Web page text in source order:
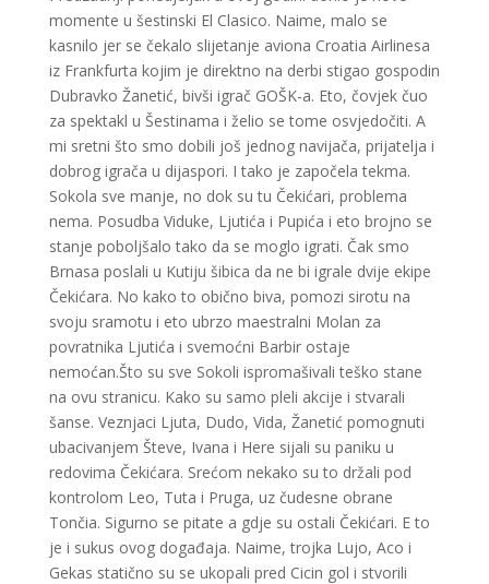
momente u šestinski El Clasico. Naime, malo se
kasnilo jer se čekalo slijetanje aviona Croatia Airlinesa
iz Frankfurta kojim je direktno na derbi stigao gospodin
Dubravko Žanetić, bivši igrač GOŠK-a. Eto, čovjek čuo
za spektakl u Šestinama i želio se tome osvjedočiti. A
mi sretni što smo dobili još jednog navijača, prijatelja i
dobrog igrača u dijaspori. I tako je započela tekma.
Sokola sve manje, no dok su tu Čekićari, problema
nema. Posudba Viduke, Ljutića i Pupića i eto brojno se
stanje poboljšalo tako da se moglo igrati. Čak smo
Brnasa poslali u Kutiju šibica da ne bi igrale dvije ekipe
Čekićara. No kako to obično biva, pomozi sirotu na
svoju sramotu i eto ubrzo maestralni Molan za
povratnika Ljutića i svemoćni Barbir ostaje
nemoćan.Što su sve Sokoli ispromašivali teško stane
na ovu stranicu. Kako su samo pleli akcije i stvarali
šanse. Veznjaci Ljuta, Dudo, Vida, Žanetić pomognuti
ubacivanjem Števe, Ivana i Here sijali su paniku u
redovima Čekićara. Srećom nekako su to držali pod
kontrolom Leo, Tuta i Pruga, uz čudesne obrane
Tončia. Sigurno se pitate a gdje su ostali Čekićari. E to
je i sukus ovog događaja. Naime, trojka Lujo, Aco i
Gekas statično su se ukopali pred Cicin gol i stvorili